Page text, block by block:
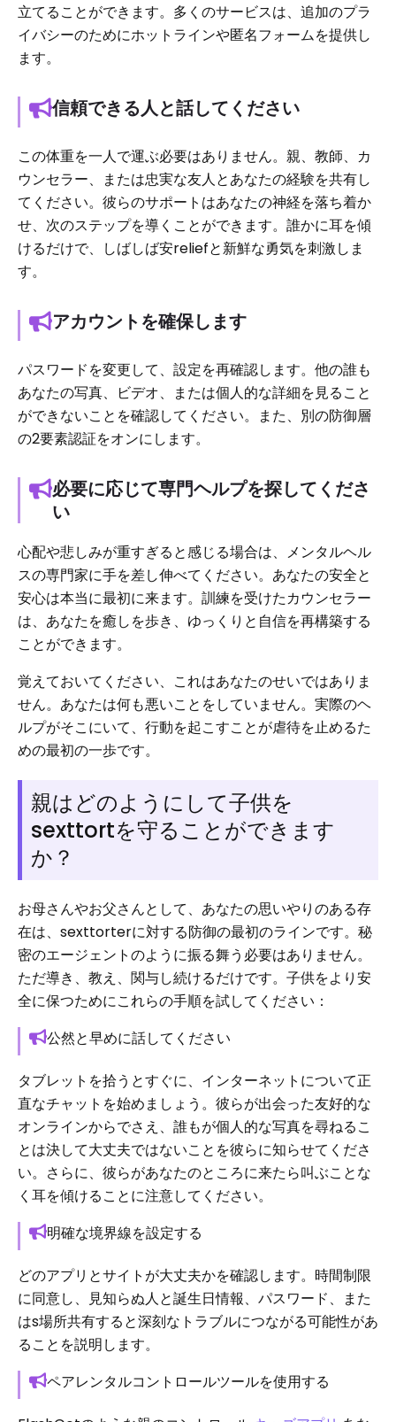
立てることができます。多くのサービスは、追加のプラ
イバシーのためにホットラインや匿名フォームを提供し
ます。
信頼できる人と話してください
この体重を一人で運ぶ必要はありません。親、教師、カ
ウンセラー、または忠実な友人とあなたの経験を共有し
てください。彼らのサポートはあなたの神経を落ち着か
せ、次のステップを導くことができます。誰かに耳を傾
けるだけで、しばしば安reliefと新鮮な勇気を刺激しま
す。
アカウントを確保します
パスワードを変更して、設定を再確認します。他の誰も
あなたの写真、ビデオ、または個人的な詳細を見ること
ができないことを確認してください。また、別の防御層
の2要素認証をオンにします。
必要に応じて専門ヘルプを探してくださ
い
心配や悲しみが重すぎると感じる場合は、メンタルヘル
スの専門家に手を差し伸べてください。あなたの安全と
安心は本当に最初に来ます。訓練を受けたカウンセラー
は、あなたを癒しを歩き、ゆっくりと自信を再構築する
ことができます。
覚えておいてください、これはあなたのせいではありま
せん。あなたは何も悪いことをしていません。実際のヘ
ルプがそこにいて、行動を起こすことが虐待を止めるた
めの最初の一歩です。
親はどのようにして子供を
sexttortを守ることができます
か？
お母さんやお父さんとして、あなたの思いやりのある存
在は、sexttorterに対する防御の最初のラインです。秘
密のエージェントのように振る舞う必要はありません。
ただ導き、教え、関与し続けるだけです。子供をより安
全に保つためにこれらの手順を試してください：
公然と早めに話してください
タブレットを拾うとすぐに、インターネットについて正
直なチャットを始めましょう。彼らが出会った友好的な
オンラインからでさえ、誰もが個人的な写真を尋ねるこ
とは決して大丈夫ではないことを彼らに知らせてくださ
い。さらに、彼らがあなたのところに来たら叫ぶことな
く耳を傾けることに注意してください。
明確な境界線を設定する
どのアプリとサイトが大丈夫かを確認します。時間制限
に同意し、見知らぬ人と誕生日情報、パスワード、また
はs場所共有すると深刻なトラブルにつながる可能性があ
ることを説明します。
ペアレンタルコントロールツールを使用する